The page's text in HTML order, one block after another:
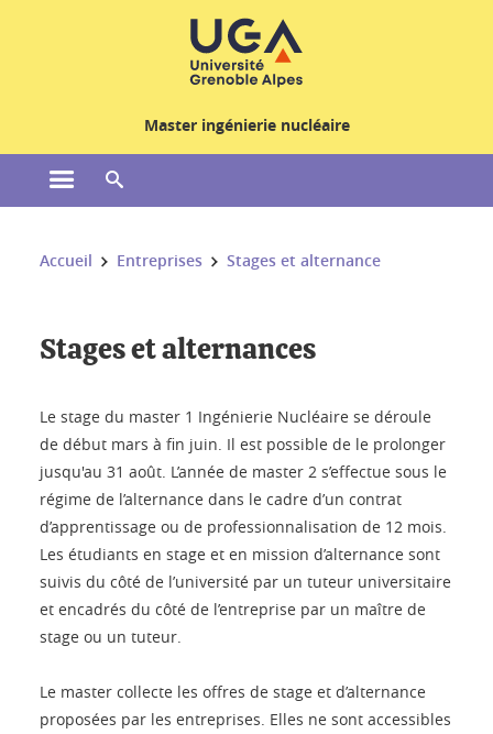
Master ingénierie nucléaire
Ouvrir le menu principal
Vous êtes ici :
Accueil Entreprises Stages et alternance
Stages et alternances
Le stage du master 1 Ingénierie Nucléaire se déroule
de début mars à fin juin. Il est possible de le prolonger
jusqu'au 31 août. L’année de master 2 s’effectue sous le
régime de l’alternance dans le cadre d’un contrat
d’apprentissage ou de professionnalisation de 12 mois.
Les étudiants en stage et en mission d’alternance sont
suivis du côté de l’université par un tuteur universitaire
et encadrés du côté de l’entreprise par un maître de
stage ou un tuteur.
Le master collecte les offres de stage et d’alternance
proposées par les entreprises. Elles ne sont accessibles